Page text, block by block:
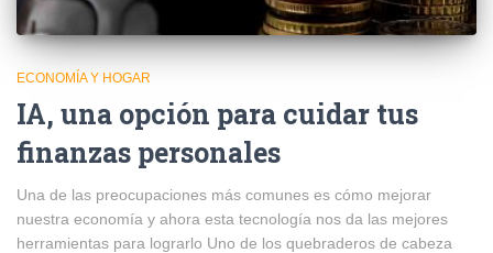
ECONOMÍA Y HOGAR
IA, una opción para cuidar tus
finanzas personales
Una de las preocupaciones más comunes es cómo mejorar
nuestra economía y ahora esta tecnología nos da las mejores
herramientas para lograrlo Uno de los quebraderos de cabeza